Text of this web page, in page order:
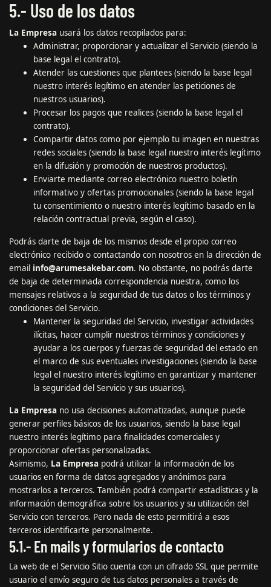
5.- Uso de los datos
La Empresa usará los datos recopilados para:
Administrar, proporcionar y actualizar el Servicio (siendo la
base legal el contrato).
Atender las cuestiones que plantees (siendo la base legal
nuestro interés legítimo en atender las peticiones de
nuestros usuarios).
Procesar los pagos que realices (siendo la base legal el
contrato).
Compartir datos como por ejemplo tu imagen en nuestras
redes sociales (siendo la base legal nuestro interés legítimo
en la difusión y promoción de nuestros productos).
Enviarte mediante correo electrónico nuestro boletín
informativo y ofertas promocionales (siendo la base legal
tu consentimiento o nuestro interés legítimo basado en la
relación contractual previa, según el caso).
Podrás darte de baja de los mismos desde el propio correo
electrónico recibido o contactando con nosotros en la dirección de
email info@arumesakebar.com. No obstante, no podrás darte
de baja de determinada correspondencia nuestra, como los
mensajes relativos a la seguridad de tus datos o los términos y
condiciones del Servicio.
Mantener la seguridad del Servicio, investigar actividades
ilícitas, hacer cumplir nuestros términos y condiciones y
ayudar a los cuerpos y fuerzas de seguridad del estado en
el marco de sus eventuales investigaciones (siendo la base
legal el nuestro interés legítimo en garantizar y mantener
la seguridad del Servicio y sus usuarios).
La Empresa no usa decisiones automatizadas, aunque puede
generar perfiles básicos de los usuarios, siendo la base legal
nuestro interés legítimo para finalidades comerciales y
proporcionar ofertas personalizadas.
Asimismo, La Empresa podrá utilizar la información de los
usuarios en forma de datos agregados y anónimos para
mostrarlos a terceros. También podrá compartir estadísticas y la
información demográfica sobre los usuarios y su utilización del
Servicio con terceros. Pero nada de esto permitirá a esos
terceros identificarte personalmente.
5.1.- En mails y formularios de contacto
La web de el Servicio Sitio cuenta con un cifrado SSL que permite
usuario el envío seguro de tus datos personales a través de